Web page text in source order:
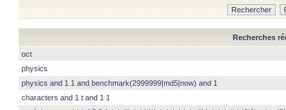
Recherches
oct
physics
physics and 1 1 and benchmark(2999999|md5|now) and 1
characters and 1 t and 1 1